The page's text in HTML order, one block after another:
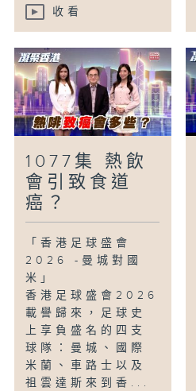
收看
1077集 熱飲
會引致食道
癌？
「香港足球盛會
2026 -曼城對國
米」
香港足球盛會2026
載譽歸來，足球史
上享負盛名的四支
球隊：曼城、國際
米蘭、車路士以及
祖雲達斯來到香...